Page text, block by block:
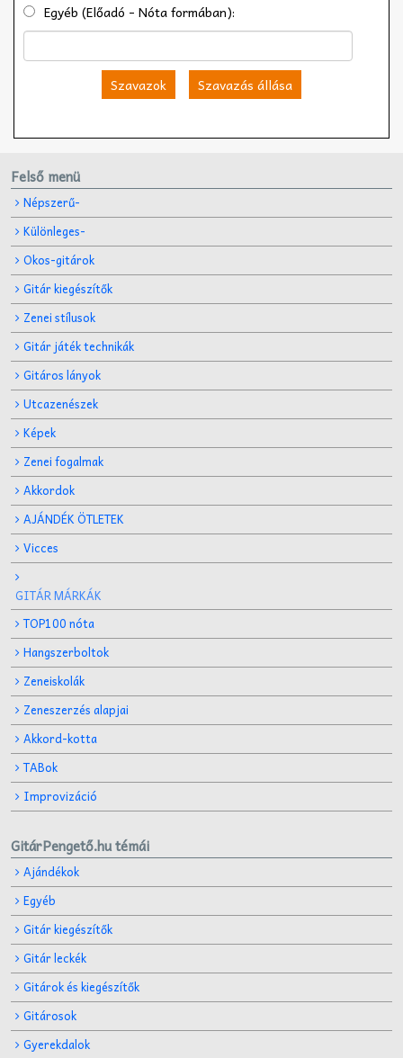
Egyéb (Előadó - Nóta formában):
Szavazok Szavazás állása
Felső menü
Népszerű-
Különleges-
Okos-gitárok
Gitár kiegészítők
Zenei stílusok
Gitár játék technikák
Gitáros lányok
Utcazenészek
Képek
Zenei fogalmak
Akkordok
AJÁNDÉK ÖTLETEK
Vicces
GITÁR MÁRKÁK
TOP100 nóta
Hangszerboltok
Zeneiskolák
Zeneszerzés alapjai
Akkord-kotta
TABok
Improvizáció
GitárPengető.hu témái
Ajándékok
Egyéb
Gitár kiegészítők
Gitár leckék
Gitárok és kiegészítők
Gitárosok
Gyerekdalok